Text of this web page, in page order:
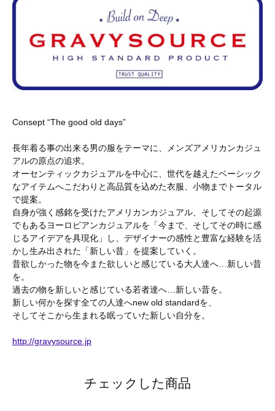
Consept “The good old days”
長年着る事の出来る男の服をテーマに、メンズアメリカンカジュ
アルの原点の追求。
オーセンティックカジュアルを中心に、世代を越えたベーシック
なアイテムへこだわりと高品質を込めた衣服、小物までトータル
で提案。
自身が強く感銘を受けたアメリカンカジュアル、そしてその起源
でもあるヨーロピアンカジュアルを「今まで、そしてその時に感
じるアイデアを具現化」し、デザイナーの感性と豊富な経験を活
かし生み出された「新しい昔」を提案していく。
昔欲しかった物を今また欲しいと感じている大人達へ…新しい昔
を。
過去の物を新しいと感じている若者達へ…新しい昔を。
新しい何かを探す全ての人達へnew old standardを、
そしてそこから生まれる眠っていた新しい自分を。
http://gravysource.jp
チェックした商品